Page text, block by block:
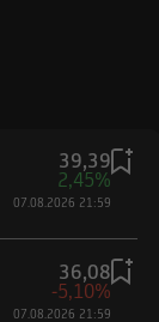
39,39
2,45%
07.08.2026 21:59
36,08
-5,10%
07.08.2026 21:59